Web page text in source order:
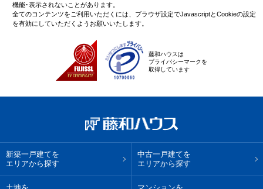
機能･表示されないことがあります。
全てのコンテンツをご利用いただくには、ブラウザ設定でJavascriptとCookieの設定
を有効にしていただくようお願いいたします。
藤和ハウスは
プライバシーマークを
取得しています
新築一戸建てを
エリアから探す
中古一戸建てを
エリアから探す